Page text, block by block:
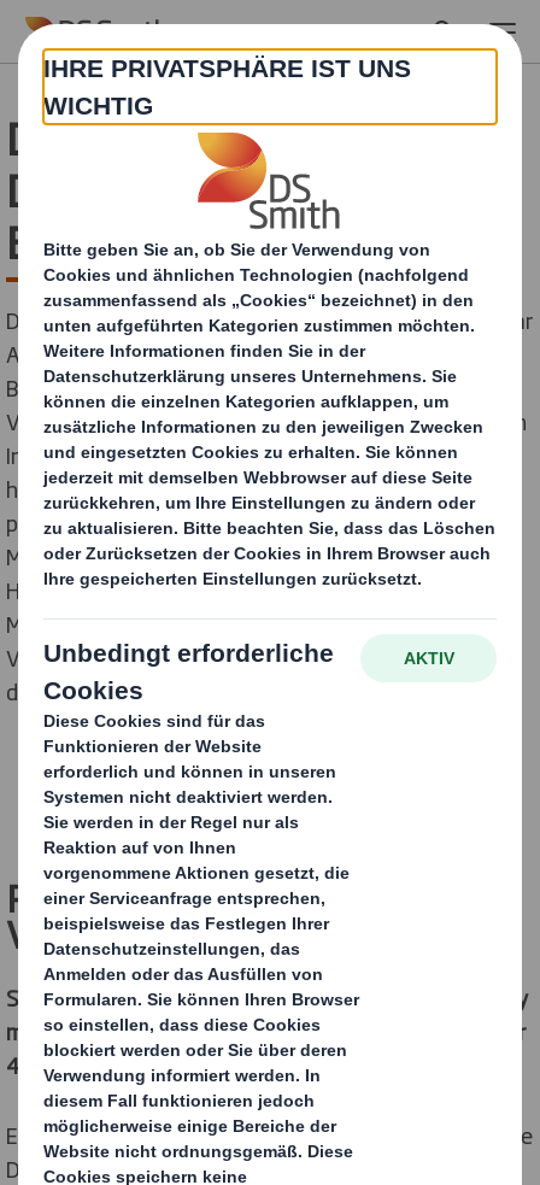
Skip to main content
Display Superstar 2019 -
DS Smith setzt erneut
Branchenakzente
DS Smith ist eine feste Größe bei den display Superstar
Awards. Auch bei der 25. Auflage des begehrten
Branchen-Oscars wurden die Display- und
Verpackungsstrategen von DS Smith für Ihre kreativen
Innovationen aus Wellpappe ausgezeichnet. Die
hochwertig produzierten Siegerdisplays von DS Smith
punkteten mit ihrer außergewöhnlichen Optik.
Markenstark in ihrem Gesamtauftritt und einfach im
Handling überzeugten die Lösungen mit echten
Mehrwerten entlang des gesamten Supply Cycles.
Verliehen wurden die Preise nun während der „Nacht
der Sterne“ im Rheingoldsaal in Düsseldorf.
Red Bull Sonderpromotion: Mit
Vollgas zur nächsten Party
Superstart Gewinner in Bronze in der Kategorie Display
mit Materialschwer-punkt Pappe mit Grundmaß größer
40 x 60 Zentimeter, warentragend
Einen Eyecatcher mit hohem Branding-Faktor haben die
Display und Packaging Strategen von DS Smith für die